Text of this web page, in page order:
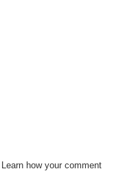
Learn how your comment